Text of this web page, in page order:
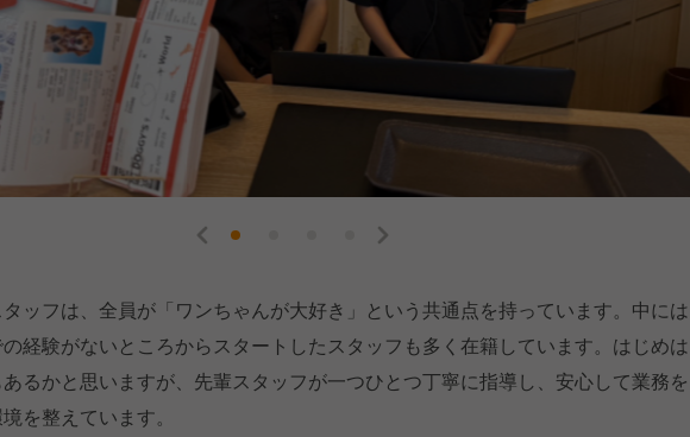
ッフは、全員が「ワンちゃんが大好き」という共通点を持っています。中には
経験がないところからスタートしたスタッフも多く在籍しています。はじめは
るかと思いますが、先輩スタッフが一つひとつ丁寧に指導し、安心して業務を
を整えています。